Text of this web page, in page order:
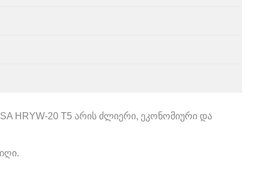
HRYW-20 T5 არის ძლიერი, ეკონომიური და